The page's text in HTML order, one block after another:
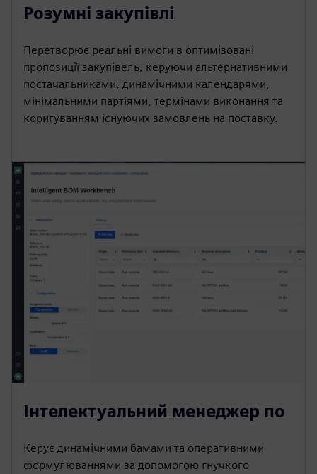
Розумні закупівлі
Перетворює реальні вимоги в оптимізовані
пропозиції закупівель, керуючи альтернативними
постачальниками, динамічними календарями,
мінімальними партіями, термінами виконання та
коригуванням існуючих замовлень на поставку.
Інтелектуальний менеджер по
Керує динамічними бамами та оперативними
формулюваннями за допомогою гнучкого